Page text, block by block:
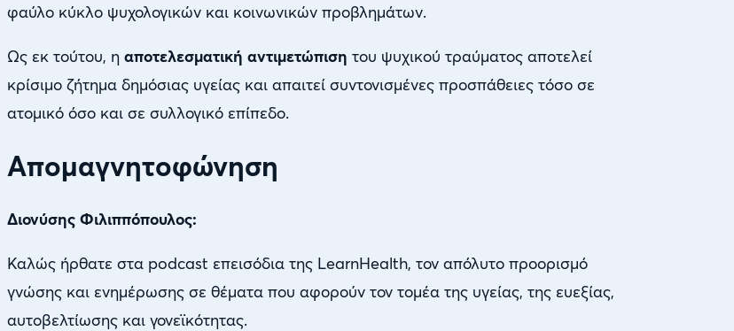
φαύλο κύκλο ψυχολογικών και κοινωνικών προβλημάτων.
Ως εκ τούτου, η αποτελεσματική αντιμετώπιση του ψυχικού τραύματος αποτελεί
κρίσιμο ζήτημα δημόσιας υγείας και απαιτεί συντονισμένες προσπάθειες τόσο σε
ατομικό όσο και σε συλλογικό επίπεδο.
Απομαγνητοφώνηση
Διονύσης Φιλιππόπουλος:
Καλώς ήρθατε στα podcast επεισόδια της LearnHealth, τον απόλυτο προορισμό
γνώσης και ενημέρωσης σε θέματα που αφορούν τον τομέα της υγείας, της ευεξίας,
αυτοβελτίωσης και γονεϊκότητας.